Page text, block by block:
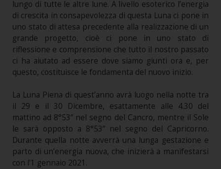
lungo di tutte le altre lune. A livello esoterico l’energia
di crescita in consapevolezza di questa Luna ci pone in
uno stato di attesa precedente alla realizzazione di un
grande progetto, cioè ci pone in uno stato di
riflessione e comprensione che tutto il nostro passato
ci ha aiutato ad essere dove siamo giunti ora e, per
questo, costituisce le fondamenta del nuovo inizio.
La Luna Piena di quest’anno avrà luogo nella notte tra
il 29 e il 30 Dicembre, esattamente alle 4.30 del
mattino ad 8°53” nel segno del Cancro, mentre il Sole
le sarà opposto a 8°53” nel segno del Capricorno.
Durante quella notte avverrà una lunga gestazione e
parto di un’energia nuova, che inizierà a manifestarsi
con l’1 gennaio 2021.